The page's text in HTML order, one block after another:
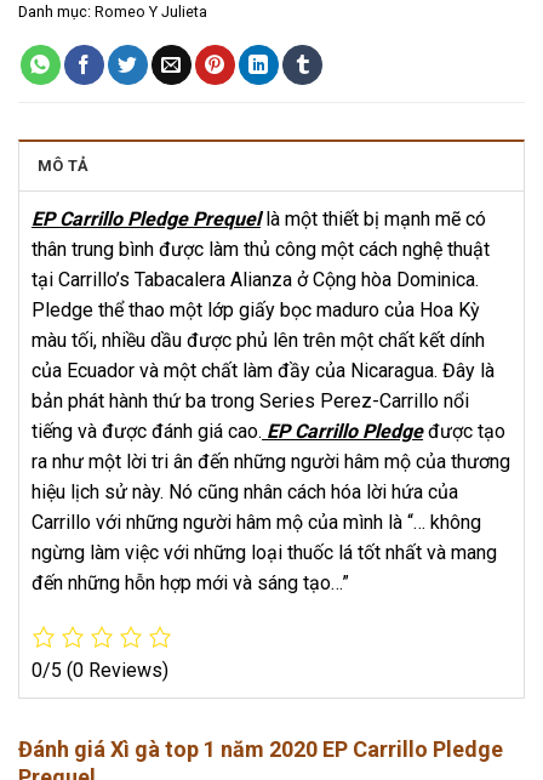
Danh mục: Romeo Y Julieta
MÔ TẢ
EP Carrillo Pledge Prequellà một thiết bị mạnh mẽ có
thân trung bình được làm thủ công một cách nghệ thuật
tại Carrillo’s Tabacalera Alianza ở Cộng hòa Dominica.
Pledge thể thao một lớp giấy bọc maduro của Hoa Kỳ
màu tối, nhiều dầu được phủ lên trên một chất kết dính
của Ecuador và một chất làm đầy của Nicaragua. Đây là
bản phát hành thứ ba trong Series Perez-Carrillo nổi
tiếng và được đánh giá cao. EP Carrillo Pledgeđược tạo
ra như một lời tri ân đến những người hâm mộ của thương
hiệu lịch sử này. Nó cũng nhân cách hóa lời hứa của
Carrillo với những người hâm mộ của mình là “… không
ngừng làm việc với những loại thuốc lá tốt nhất và mang
đến những hỗn hợp mới và sáng tạo…”
0/5 (0 Reviews)
Đánh giá Xì gà top 1 năm 2020 EP Carrillo Pledge